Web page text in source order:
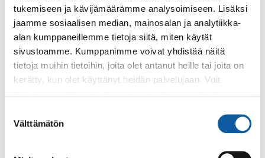
tukemiseen ja kävijämäärämme analysoimiseen. Lisäksi
jaamme sosiaalisen median, mainosalan ja analytiikka-
alan kumppaneillemme tietoja siitä, miten käytät
sivustoamme. Kumppanimme voivat yhdistää näitä
tietoja muihin tietoihin, joita olet antanut heille tai joita on
kerätty, kun olet käyttänyt heidän palvelujaan. Voit
valinta
Välttämätön
Paimion teatterilla, Vistan näyttämöllä vihdoin koko
perheelle teatteria!
Tapahtumat 14.8. klo 13:00–20.8. klo 13:00
Evakon kyynel
Varsinais-Suomeen jatkosodan aikana. Erityisen...